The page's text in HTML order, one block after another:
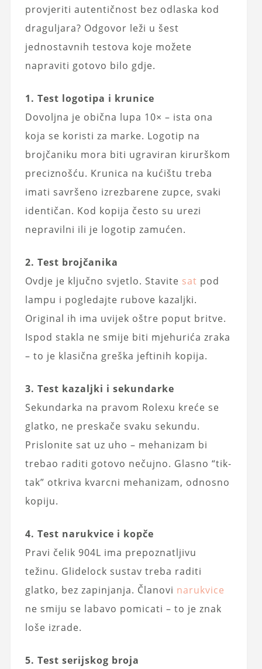
provjeriti autentičnost bez odlaska kod
draguljara? Odgovor leži u šest
jednostavnih testova koje možete
napraviti gotovo bilo gdje.
1. Test logotipa i krunice
Dovoljna je obična lupa 10× – ista ona
koja se koristi za marke. Logotip na
brojčaniku mora biti ugraviran kirurškom
preciznošću. Krunica na kućištu treba
imati savršeno izrezbarene zupce, svaki
identičan. Kod kopija često su urezi
nepravilni ili je logotip zamućen.
2. Test brojčanika
Ovdje je ključno svjetlo. Stavite sat pod
lampu i pogledajte rubove kazaljki.
Original ih ima uvijek oštre poput britve.
Ispod stakla ne smije biti mjehurića zraka
– to je klasična greška jeftinih kopija.
3. Test kazaljki i sekundarke
Sekundarka na pravom Rolexu kreće se
glatko, ne preskače svaku sekundu.
Prislonite sat uz uho – mehanizam bi
trebao raditi gotovo nečujno. Glasno “tik-
tak” otkriva kvarcni mehanizam, odnosno
kopiju.
4. Test narukvice i kopče
Pravi čelik 904L ima prepoznatljivu
težinu. Glidelock sustav treba raditi
glatko, bez zapinjanja. Članovi narukvice
ne smiju se labavo pomicati – to je znak
loše izrade.
5. Test serijskog broja